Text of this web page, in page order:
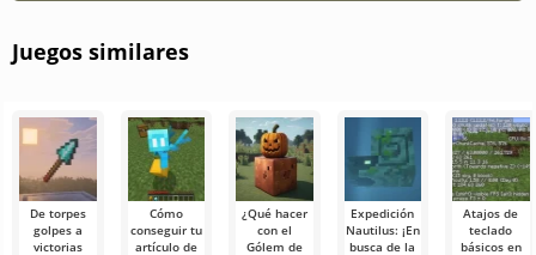
Juegos similares
De torpes
golpes a
victorias
Cómo
conseguir tu
artículo de
¿Qué hacer
con el
Gólem de
Expedición
Nautilus: ¡En
busca de la
Atajos de
teclado
básicos en